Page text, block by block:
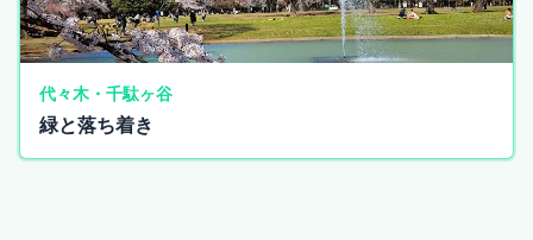
代々木・千駄ヶ谷
緑と落ち着き